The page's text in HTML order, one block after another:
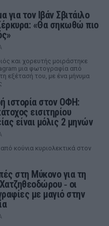
για τον Ιβάν Σβιτάιλο
«Θα σηκωθώ πιο
και χορευτής μοιράστηκε
μια φωτογραφία από
εξέτασή του, με ένα μήνυμα
ιστορία στον ΟΦΗ:
εισιτηρίου
είναι μόλις 2 μηνών
κούνια κυριολεκτικά στον
στη Μύκονο για τη
‑ οι
με μαγιό στην